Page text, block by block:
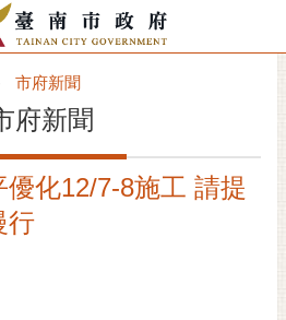
市府新聞
府新聞
化12/7-8施工 請提
行